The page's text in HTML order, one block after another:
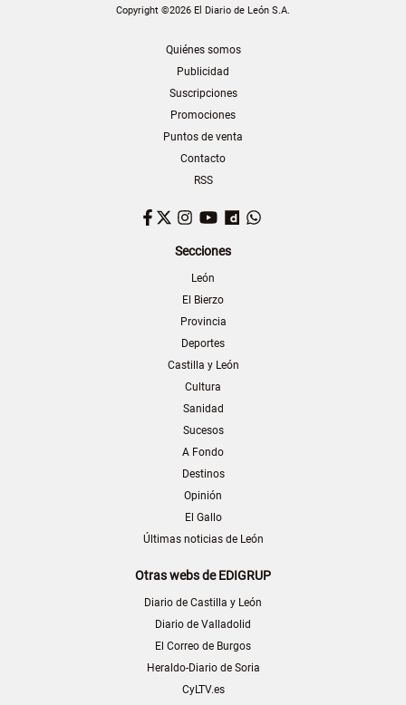
Copyright ©2026 El Diario de León S.A.
Quiénes somos
Publicidad
Suscripciones
Promociones
Puntos de venta
Contacto
RSS
Facebook
TwitterInstagram
YouTubeDailymotion
Secciones
León
El Bierzo
Provincia
Deportes
Castilla y León
Cultura
Sanidad
Sucesos
A Fondo
Destinos
Opinión
El Gallo
Últimas noticias de León
Otras webs de EDIGRUP
Diario de Castilla y León
Diario de Valladolid
El Correo de Burgos
Heraldo-Diario de Soria
CyLTV.es